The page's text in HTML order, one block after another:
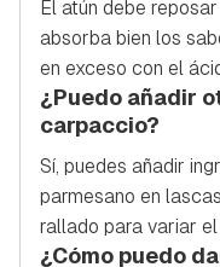
El atún debe
absorba bien los
en exceso con el
¿Puedo añadir
carpaccio?
Sí, puedes añadir
parmesano en
rallado para variar el
¿Cómo puedo